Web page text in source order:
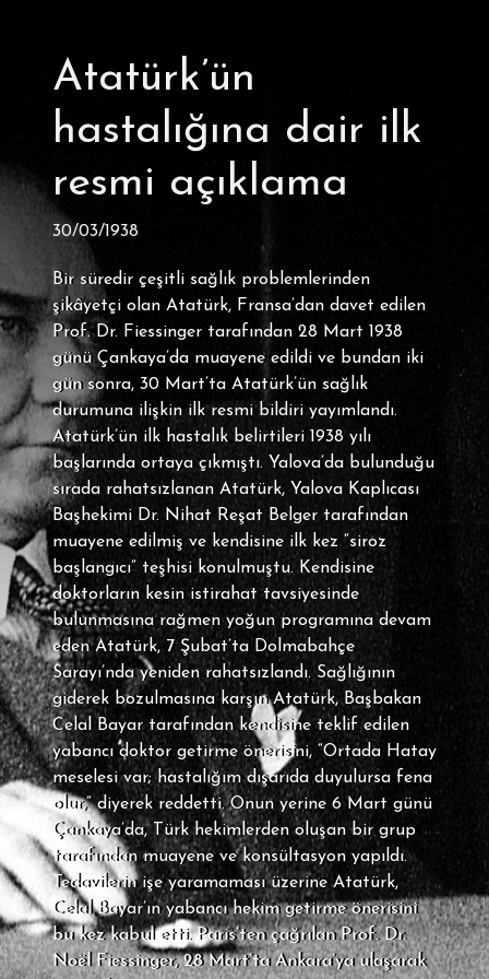
Atatürk’ün
hastalığına dair ilk
resmi açıklama
30/03/1938
Bir süredir çeşitli sağlık problemlerinden
şikâyetçi olan Atatürk, Fransa’dan davet edilen
Prof. Dr. Fiessinger tarafından 28 Mart 1938
günü Çankaya’da muayene edildi ve bundan iki
gün sonra, 30 Mart’ta Atatürk’ün sağlık
durumuna ilişkin ilk resmi bildiri yayımlandı.
Atatürk’ün ilk hastalık belirtileri 1938 yılı
başlarında ortaya çıkmıştı. Yalova’da bulunduğu
sırada rahatsızlanan Atatürk, Yalova Kaplıcası
Başhekimi Dr. Nihat Reşat Belger tarafından
muayene edilmiş ve kendisine ilk kez “siroz
başlangıcı” teşhisi konulmuştu. Kendisine
doktorların kesin istirahat tavsiyesinde
bulunmasına rağmen yoğun programına devam
eden Atatürk, 7 Şubat’ta Dolmabahçe
Sarayı’nda yeniden rahatsızlandı. Sağlığının
giderek bozulmasına karşın Atatürk, Başbakan
Celal Bayar tarafından kendisine teklif edilen
yabancı doktor getirme önerisini, “Ortada Hatay
meselesi var; hastalığım dışarıda duyulursa fena
olur,” diyerek reddetti. Onun yerine 6 Mart günü
Çankaya’da, Türk hekimlerden oluşan bir grup
tarafından muayene ve konsültasyon yapıldı.
Tedavilerin işe yaramaması üzerine Atatürk,
Celal Bayar’ın yabancı hekim getirme önerisini
bu kez kabul etti. Paris’ten çağrılan Prof. Dr.
Noël Fiessinger, 28 Mart’ta Ankara’ya ulaşarak